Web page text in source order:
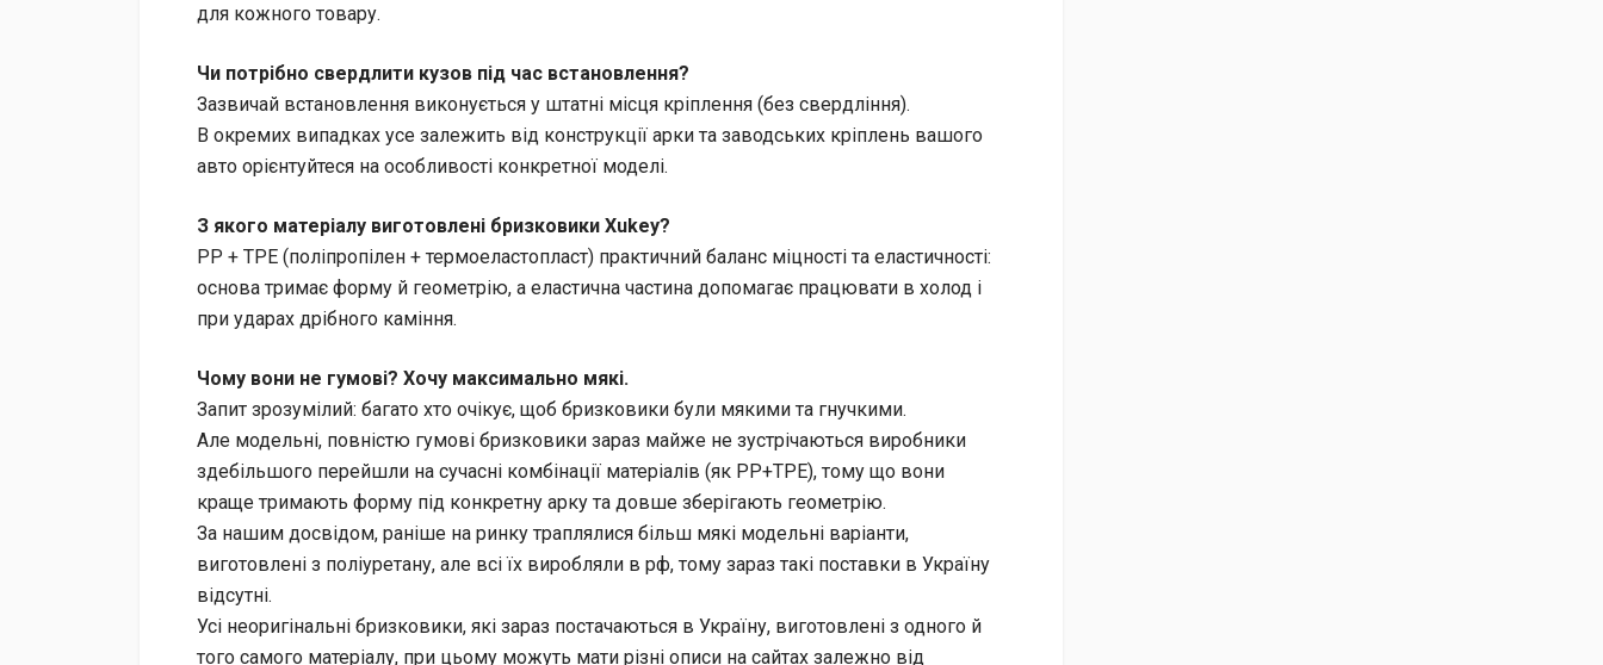
для кожного товару.
Чи потрібно свердлити кузов під час встановлення?
Зазвичай встановлення виконується у штатні місця кріплення (без свердління).
В окремих випадках усе залежить від конструкції арки та заводських кріплень вашого
авто орієнтуйтеся на особливості конкретної моделі.
З якого матеріалу виготовлені бризковики Xukey?
PP + TPE (поліпропілен + термоеластопласт) практичний баланс міцності та еластичності:
основа тримає форму й геометрію, а еластична частина допомагає працювати в холод і
при ударах дрібного каміння.
Чому вони не гумові? Хочу максимально мякі.
Запит зрозумілий: багато хто очікує, щоб бризковики були мякими та гнучкими.
Але модельні, повністю гумові бризковики зараз майже не зустрічаються виробники
здебільшого перейшли на сучасні комбінації матеріалів (як PP+TPE), тому що вони
краще тримають форму під конкретну арку та довше зберігають геометрію.
За нашим досвідом, раніше на ринку траплялися більш мякі модельні варіанти,
виготовлені з поліуретану, але всі їх виробляли в рф, тому зараз такі поставки в Україну
відсутні.
Усі неоригінальні бризковики, які зараз постачаються в Україну, виготовлені з одного й
того самого матеріалу, при цьому можуть мати різні описи на сайтах залежно від